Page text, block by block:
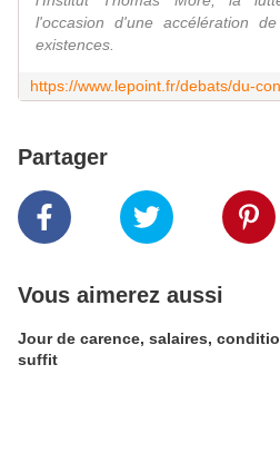
l'occasion d'une accélération
existences.
Partager
Vous aimerez aussi
Jour de carence, salaires,
suffit